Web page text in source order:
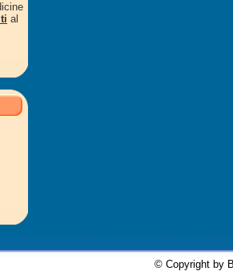
al
© Copyright by